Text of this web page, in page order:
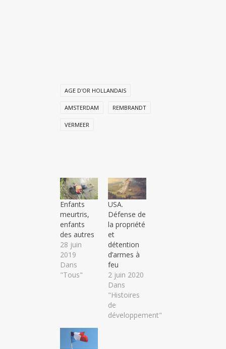
AGE D'OR HOLLANDAIS
AMSTERDAM REMBRANDT
VERMEER
Enfants
meurtris,
enfants
des autres
28 juin
2019
Dans
"Tous"
USA.
Défense de
la propriété
et
détention
d’armes à
feu
2 juin 2020
Dans
"Histoires
de
développement"